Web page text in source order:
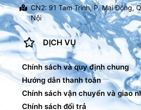
CN2: 91 Tam Trinh, P. Mai Động,
Nội
DỊCH VỤ
Chính sách và quy định chung
Hướng dẫn thanh toán
Chính sách vận chuyển và giao
Chính sách đổi trả